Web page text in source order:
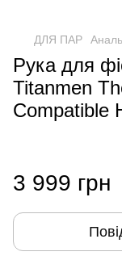
ДЛЯ ПАР
Рука для
Titanmen
Compatible
3 999 грн